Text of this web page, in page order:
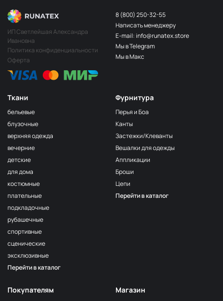
Ткани
бельевые
блузочные
верхняя одежда
вечерние
детские
для дома
костюмные
плательные
подкладочные
рубашечные
спортивные
сценические
эксклюзивные
Перейти в каталог
Фурнитура
Перья и Боа
Канты
Застежки/Клеванты
Вешалки для одежды
Аппликации
Броши
Цепи
Перейти в каталог
Покупателям Магазин
ИП Светлейшая Александра
Ивановна
Политика конфиденциальности
Оферта
8 (800) 250-32-55
Написать менеджеру
E-mail: info@runatex.store
Мы в Telegram
Мы в Макс